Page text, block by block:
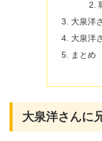
大泉洋
大泉洋
まとめ
大泉洋さんに